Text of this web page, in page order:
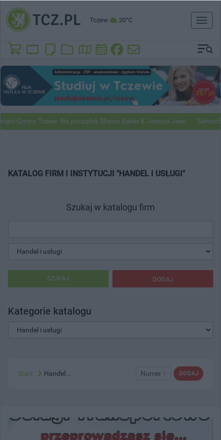
Tczew 20°C
Toggle
Tczew. Na początek Shaun Baker & Jessica Jean Samochody
KATALOG FIRM I INSTYTUCJI "HANDEL I USŁUGI"
Szukaj w katalogu firm
DODAJ
SZUKAJ
Kategorie katalogu
DODAJ
Numer ↑
Start Handel...